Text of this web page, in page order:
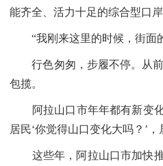
能齐全、活力十足的综合型口
“我刚来这里的时候，街面的
行色匆匆，步履不停。从前
包揽。
阿拉山口市年年都有新变化
居民‘你觉得山口变化大吗？’
这些年，阿拉山口市加快推